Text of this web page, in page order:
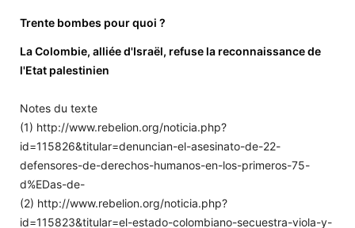
Trente bombes pour quoi ?
La Colombie, alliée d'Israël, refuse la reconnaissance de
l'Etat palestinien
Notes du texte
(1) http://www.rebelion.org/noticia.php?
id=115826&titular=denuncian-el-asesinato-de-22-
defensores-de-derechos-humanos-en-los-primeros-75-
d%EDas-de-
(2) http://www.rebelion.org/noticia.php?
id=115823&titular=el-estado-colombiano-secuestra-viola-y-